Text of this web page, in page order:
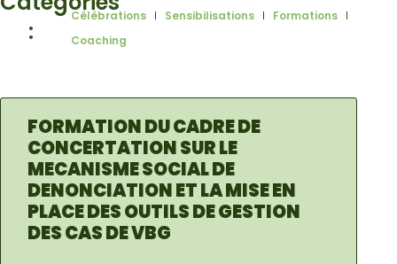
:
Célébrations
Sensibilisations
Formations
Coaching
FORMATION DU CADRE DE
CONCERTATION SUR LE
MECANISME SOCIAL DE
DENONCIATION ET LA MISE EN
PLACE DES OUTILS DE GESTION
DES CAS DE VBG